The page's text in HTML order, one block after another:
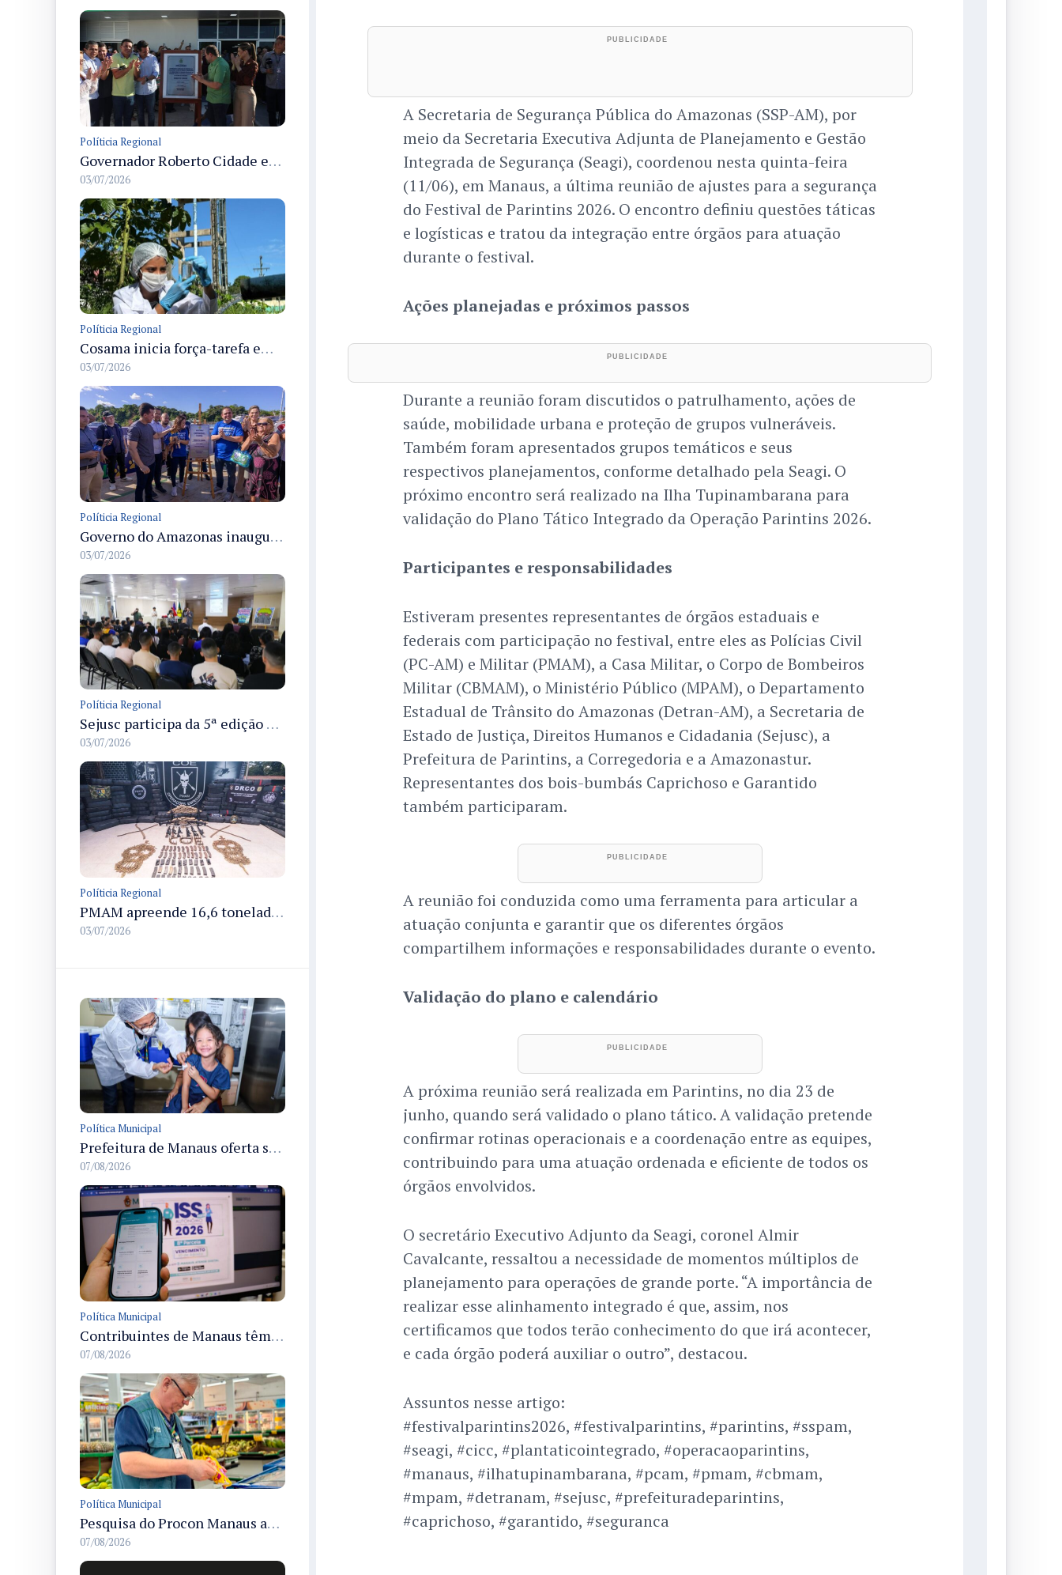
Políticia Regional
Governador Roberto Cidade entrega readequação do ambulatório da FCecon e amplia capacidade de atendimento oncológico em Manaus
03/07/2026
Políticia Regional
Cosama inicia força-tarefa em Anamã para fortalecer abastecimento de água e segurança hídrica da população
03/07/2026
Políticia Regional
Governo do Amazonas inaugura primeiro Castramóvel Fluvial para atendimento veterinário às comunidades ribeirinhas e castração gratuita
03/07/2026
Políticia Regional
Sejusc participa da 5ª edição do Caminhos Literários com foco na cultura hip-hop nas unidades socioeducativas
03/07/2026
Políticia Regional
PMAM apreende 16,6 toneladas de entorpecentes e registra aumento nas prisões em flagrante e nas capturas de foragidos no primeiro semestre de 2026
03/07/2026
Política Municipal
Prefeitura de Manaus oferta segunda dose de reforço da vacina contra a poliomielite para crianças de 4 anos durante Campanha de Multivacinação 2026
07/08/2026
Política Municipal
Contribuintes de Manaus têm até 10/8 para quitar a oitava parcela do ISS Fixo 2026 com desconto disponível
07/08/2026
Política Municipal
Pesquisa do Procon Manaus aponta queda de 5,18% no valor médio da cesta básica em agosto
07/08/2026
A Secretaria de Segurança Pública do Amazonas (SSP-AM), por
meio da Secretaria Executiva Adjunta de Planejamento e Gestão
Integrada de Segurança (Seagi), coordenou nesta quinta-feira
(11/06), em Manaus, a última reunião de ajustes para a segurança
do Festival de Parintins 2026. O encontro definiu questões táticas
e logísticas e tratou da integração entre órgãos para atuação
durante o festival.
Ações planejadas e próximos passos
Durante a reunião foram discutidos o patrulhamento, ações de
saúde, mobilidade urbana e proteção de grupos vulneráveis.
Também foram apresentados grupos temáticos e seus
respectivos planejamentos, conforme detalhado pela Seagi. O
próximo encontro será realizado na Ilha Tupinambarana para
validação do Plano Tático Integrado da Operação Parintins 2026.
Participantes e responsabilidades
Estiveram presentes representantes de órgãos estaduais e
federais com participação no festival, entre eles as Polícias Civil
(PC-AM) e Militar (PMAM), a Casa Militar, o Corpo de Bombeiros
Militar (CBMAM), o Ministério Público (MPAM), o Departamento
Estadual de Trânsito do Amazonas (Detran-AM), a Secretaria de
Estado de Justiça, Direitos Humanos e Cidadania (Sejusc), a
Prefeitura de Parintins, a Corregedoria e a Amazonastur.
Representantes dos bois-bumbás Caprichoso e Garantido
também participaram.
A reunião foi conduzida como uma ferramenta para articular a
atuação conjunta e garantir que os diferentes órgãos
compartilhem informações e responsabilidades durante o evento.
Validação do plano e calendário
A próxima reunião será realizada em Parintins, no dia 23 de
junho, quando será validado o plano tático. A validação pretende
confirmar rotinas operacionais e a coordenação entre as equipes,
contribuindo para uma atuação ordenada e eficiente de todos os
órgãos envolvidos.
O secretário Executivo Adjunto da Seagi, coronel Almir
Cavalcante, ressaltou a necessidade de momentos múltiplos de
planejamento para operações de grande porte. “A importância de
realizar esse alinhamento integrado é que, assim, nos
certificamos que todos terão conhecimento do que irá acontecer,
e cada órgão poderá auxiliar o outro”, destacou.
Assuntos nesse artigo:
#festivalparintins2026, #festivalparintins, #parintins, #sspam,
#seagi, #cicc, #plantaticointegrado, #operacaoparintins,
#manaus, #ilhatupinambarana, #pcam, #pmam, #cbmam,
#mpam, #detranam, #sejusc, #prefeituradeparintins,
#caprichoso, #garantido, #seguranca